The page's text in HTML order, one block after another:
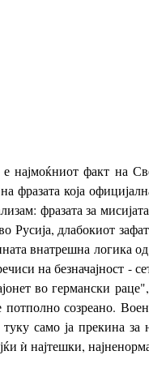
е најмоќниот факт на
фразата која
фразата за
Русија, длабокиот
внатрешна логика
на безначајност -
во германски
потполно созреано.
туку само ја прекина
ѝ најтешки,